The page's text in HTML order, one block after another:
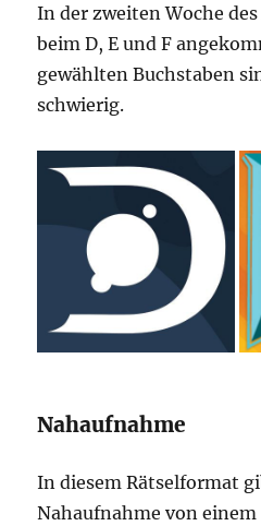
In der zweiten Woche
beim D, E und F
gewählten Buchstaben
schwierig.
Nahaufnahme
In diesem Rätselformat
Nahaufnahme von